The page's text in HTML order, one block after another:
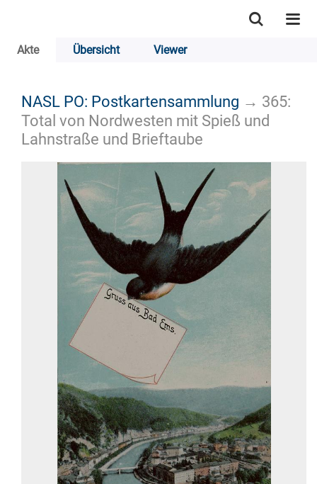
Akte Übersicht Viewer
NASL PO: Postkartensammlung → 365:
Total von Nordwesten mit Spieß und
Lahnstraße und Brieftaube